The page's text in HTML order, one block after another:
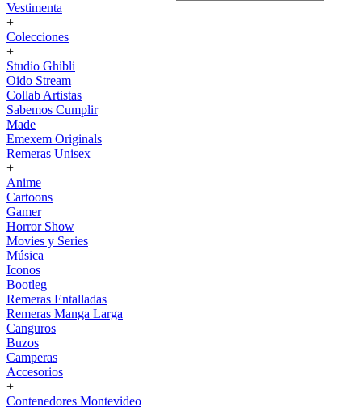
Vestimenta
+
Colecciones
+
Studio Ghibli
Oido Stream
Collab Artistas
Sabemos Cumplir
Made
Emexem Originals
Remeras Unisex
+
Anime
Cartoons
Gamer
Horror Show
Movies y Series
Música
Iconos
Bootleg
Remeras Entalladas
Remeras Manga Larga
Canguros
Buzos
Camperas
Accesorios
+
Contenedores Montevideo